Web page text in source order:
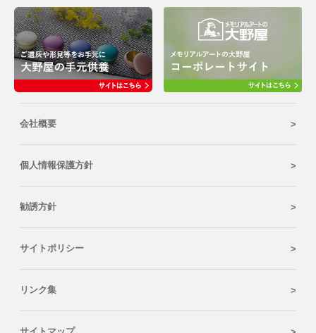
会社概要
個人情報保護方針
勧誘方針
サイトポリシー
リンク集